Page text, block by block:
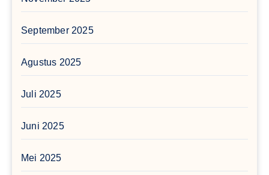
September 2025
Agustus 2025
Juli 2025
Juni 2025
Mei 2025